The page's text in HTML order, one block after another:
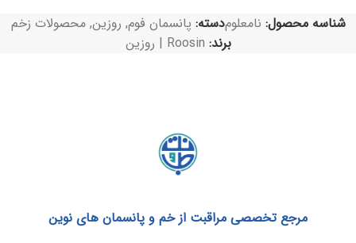
شناسه محصول: نامعلومدسته: پانسمان فوم, روزین, محصولات زخم
برند: Roosin | روزین
مرجع تخصصی مراقبت از خم و پانسمان های نوین